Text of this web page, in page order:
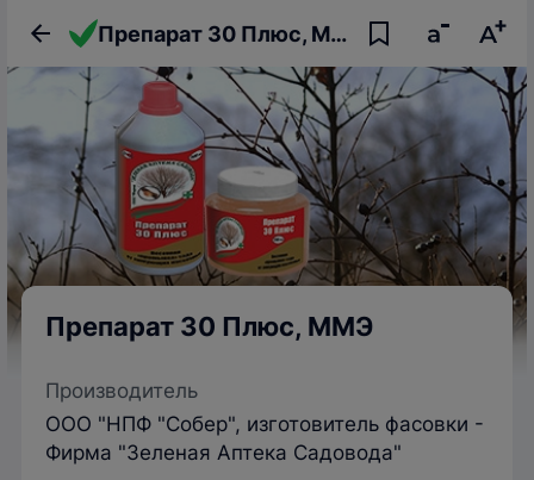
Препарат 30 Плюс, ММЭ
Препарат 30 Плюс, ММЭ
Производитель
ООО "НПФ "Собер", изготовитель фасовки -
Фирма "Зеленая Аптека Садовода"